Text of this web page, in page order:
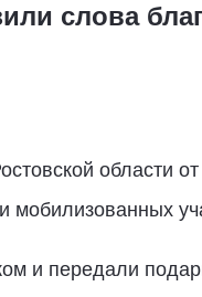
слова
области
мобилизованных
и передали